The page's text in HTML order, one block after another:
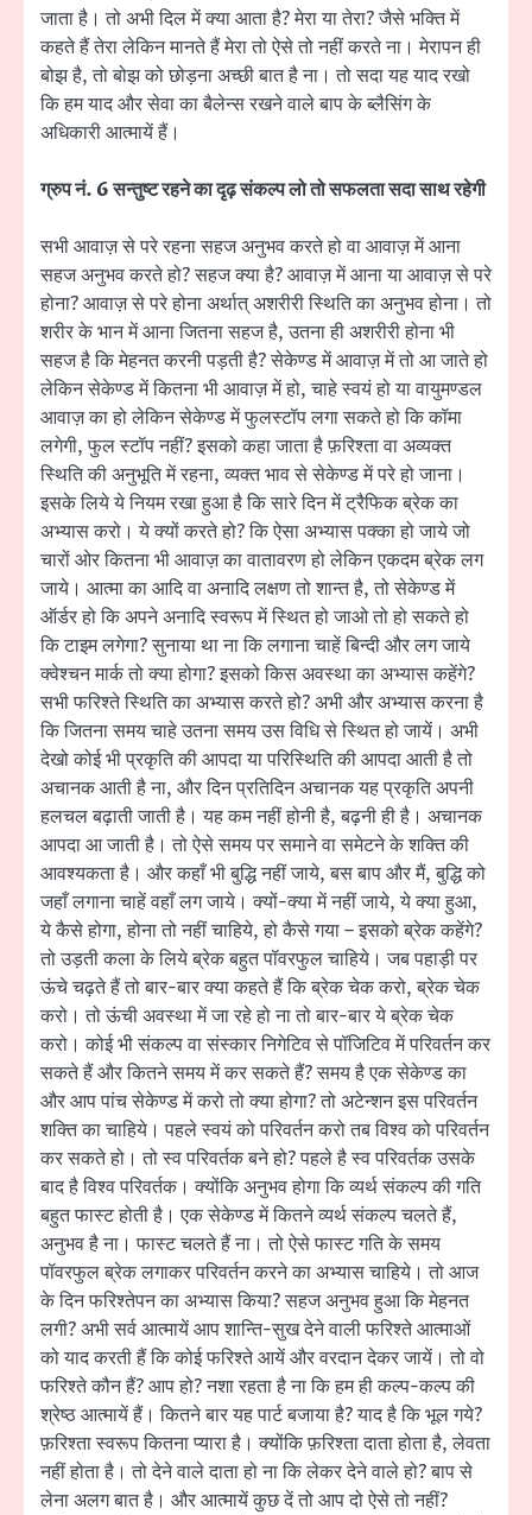
जाता है। तो अभी दिल में क्या आता है? मेरा या तेरा? जैसे भक्ति में
कहते हैं तेरा लेकिन मानते हैं मेरा तो ऐसे तो नहीं करते ना। मेरापन ही
बोझ है, तो बोझ को छोड़ना अच्छी बात है ना। तो सदा यह याद रखो
कि हम याद और सेवा का बैलेन्स रखने वाले बाप के ब्लैसिंग के
अधिकारी आत्मायें हैं।
ग्रुप नं. 6 सन्तुष्ट रहने का दृढ़ संकल्प लो तो सफलता सदा साथ रहेगी
सभी आवाज़ से परे रहना सहज अनुभव करते हो वा आवाज़ में आना
सहज अनुभव करते हो? सहज क्या है? आवाज़ में आना या आवाज़ से परे
होना? आवाज़ से परे होना अर्थात् अशरीरी स्थिति का अनुभव होना। तो
शरीर के भान में आना जितना सहज है, उतना ही अशरीरी होना भी
सहज है कि मेहनत करनी पड़ती है? सेकेण्ड में आवाज़ में तो आ जाते हो
लेकिन सेकेण्ड में कितना भी आवाज़ में हो, चाहे स्वयं हो या वायुमण्डल
आवाज़ का हो लेकिन सेकेण्ड में फुलस्टॉप लगा सकते हो कि कॉमा
लगेगी, फुल स्टॉप नहीं? इसको कहा जाता है फ़रिश्ता वा अव्यक्त
स्थिति की अनुभूति में रहना, व्यक्त भाव से सेकेण्ड में परे हो जाना।
इसके लिये ये नियम रखा हुआ है कि सारे दिन में ट्रैफिक ब्रेक का
अभ्यास करो। ये क्यों करते हो? कि ऐसा अभ्यास पक्का हो जाये जो
चारों ओर कितना भी आवाज़ का वातावरण हो लेकिन एकदम ब्रेक लग
जाये। आत्मा का आदि वा अनादि लक्षण तो शान्त है, तो सेकेण्ड में
ऑर्डर हो कि अपने अनादि स्वरूप में स्थित हो जाओ तो हो सकते हो
कि टाइम लगेगा? सुनाया था ना कि लगाना चाहें बिन्दी और लग जाये
क्वेश्चन मार्क तो क्या होगा? इसको किस अवस्था का अभ्यास कहेंगे?
सभी फरिश्ते स्थिति का अभ्यास करते हो? अभी और अभ्यास करना है
कि जितना समय चाहे उतना समय उस विधि से स्थित हो जायें। अभी
देखो कोई भी प्रकृति की आपदा या परिस्थिति की आपदा आती है तो
अचानक आती है ना, और दिन प्रतिदिन अचानक यह प्रकृति अपनी
हलचल बढ़ाती जाती है। यह कम नहीं होनी है, बढ़नी ही है। अचानक
आपदा आ जाती है। तो ऐसे समय पर समाने वा समेटने के शक्ति की
आवश्यकता है। और कहाँ भी बुद्धि नहीं जाये, बस बाप और मैं, बुद्धि को
जहाँ लगाना चाहें वहाँ लग जाये। क्यों-क्या में नहीं जाये, ये क्या हुआ,
ये कैसे होगा, होना तो नहीं चाहिये, हो कैसे गया – इसको ब्रेक कहेंगे?
तो उड़ती कला के लिये ब्रेक बहुत पॉवरफुल चाहिये। जब पहाड़ी पर
ऊंचे चढ़ते हैं तो बार-बार क्या कहते हैं कि ब्रेक चेक करो, ब्रेक चेक
करो। तो ऊंची अवस्था में जा रहे हो ना तो बार-बार ये ब्रेक चेक
करो। कोई भी संकल्प वा संस्कार निगेटिव से पॉजिटिव में परिवर्तन कर
सकते हैं और कितने समय में कर सकते हैं? समय है एक सेकेण्ड का
और आप पांच सेकेण्ड में करो तो क्या होगा? तो अटेन्शन इस परिवर्तन
शक्ति का चाहिये। पहले स्वयं को परिवर्तन करो तब विश्व को परिवर्तन
कर सकते हो। तो स्व परिवर्तक बने हो? पहले है स्व परिवर्तक उसके
बाद है विश्व परिवर्तक। क्योंकि अनुभव होगा कि व्यर्थ संकल्प की गति
बहुत फास्ट होती है। एक सेकेण्ड में कितने व्यर्थ संकल्प चलते हैं,
अनुभव है ना। फास्ट चलते हैं ना। तो ऐसे फास्ट गति के समय
पॉवरफुल ब्रेक लगाकर परिवर्तन करने का अभ्यास चाहिये। तो आज
के दिन फरिश्तेपन का अभ्यास किया? सहज अनुभव हुआ कि मेहनत
लगी? अभी सर्व आत्मायें आप शान्ति-सुख देने वाली फरिश्ते आत्माओं
को याद करती हैं कि कोई फरिश्ते आयें और वरदान देकर जायें। तो वो
फरिश्ते कौन हैं? आप हो? नशा रहता है ना कि हम ही कल्प-कल्प की
श्रेष्ठ आत्मायें हैं। कितने बार यह पार्ट बजाया है? याद है कि भूल गये?
फ़रिश्ता स्वरूप कितना प्यारा है। क्योंकि फ़रिश्ता दाता होता है, लेवता
नहीं होता है। तो देने वाले दाता हो ना कि लेकर देने वाले हो? बाप से
लेना अलग बात है। और आत्मायें कुछ दें तो आप दो ऐसे तो नहीं?